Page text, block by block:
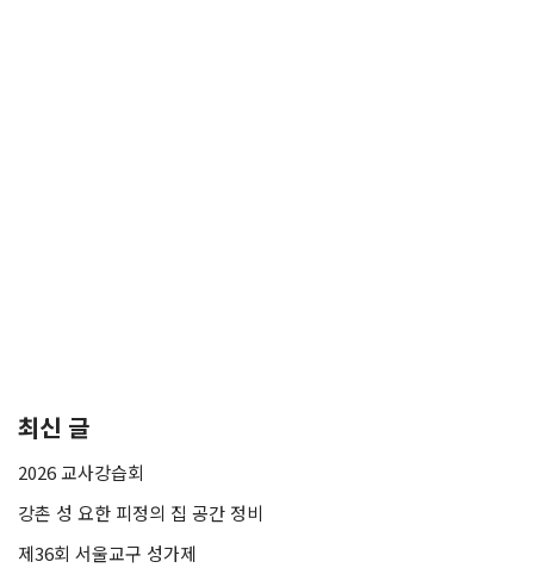
최신 글
2026 교사강습회
강촌 성 요한 피정의 집 공간 정비
제36회 서울교구 성가제